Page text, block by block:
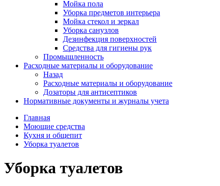
Мойка пола
Уборка предметов интерьера
Мойка стекол и зеркал
Уборка санузлов
Дезинфекция поверхностей
Средства для гигиены рук
Промышленность
Расходные материалы и оборудование
Назад
Расходные материалы и оборудование
Дозаторы для антисептиков
Нормативные документы и журналы учета
Главная
Моющие средства
Кухня и общепит
Уборка туалетов
Уборка туалетов